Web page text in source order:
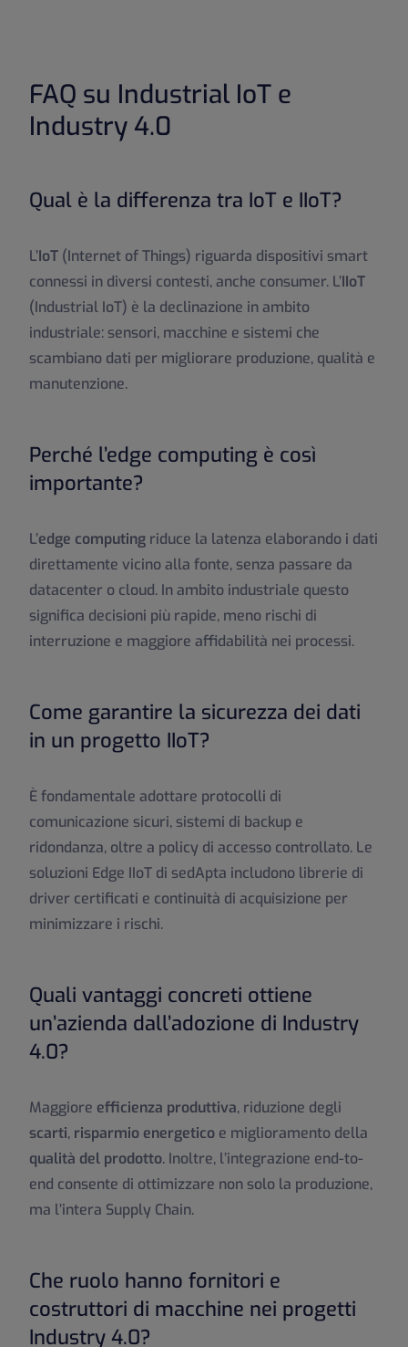
FAQ su Industrial IoT e
Industry 4.0
Qual è la differenza tra IoT e IIoT?
L’IoT (Internet of Things) riguarda dispositivi smart
connessi in diversi contesti, anche consumer. L’IIoT
(Industrial IoT) è la declinazione in ambito
industriale: sensori, macchine e sistemi che
scambiano dati per migliorare produzione, qualità e
manutenzione.
Perché l’edge computing è così
importante?
L’edge computing riduce la latenza elaborando i dati
direttamente vicino alla fonte, senza passare da
datacenter o cloud. In ambito industriale questo
significa decisioni più rapide, meno rischi di
interruzione e maggiore affidabilità nei processi.
Come garantire la sicurezza dei dati
in un progetto IIoT?
È fondamentale adottare protocolli di
comunicazione sicuri, sistemi di backup e
ridondanza, oltre a policy di accesso controllato. Le
soluzioni Edge IIoT di sedApta includono librerie di
driver certificati e continuità di acquisizione per
minimizzare i rischi.
Quali vantaggi concreti ottiene
un’azienda dall’adozione di Industry
4.0?
Maggiore efficienza produttiva, riduzione degli
scarti, risparmio energetico e miglioramento della
qualità del prodotto. Inoltre, l’integrazione end-to-
end consente di ottimizzare non solo la produzione,
ma l’intera Supply Chain.
Che ruolo hanno fornitori e
costruttori di macchine nei progetti
Industry 4.0?